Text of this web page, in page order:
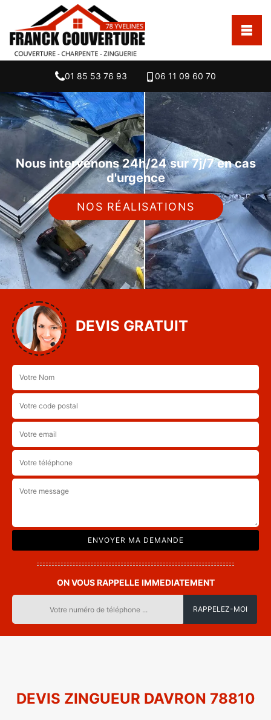
01 85 53 76 93 06 11 09 60 70
Nous intervenons 24h/24 sur 7j/7 en cas
d'urgence
NOS RÉALISATIONS
DEVIS GRATUIT
ON VOUS RAPPELLE IMMEDIATEMENT
DEVIS ZINGUEUR DAVRON 78810